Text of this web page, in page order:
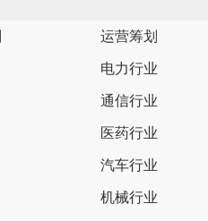
运营筹划
电力行业
通信行业
医药行业
汽车行业
机械行业